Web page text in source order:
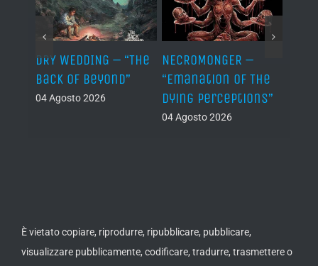
DRY WEDDING – “The
Back Of Beyond”
04 Agosto 2026
NECROMONGER –
“Emanation Of The
Dying Perceptions”
04 Agosto 2026
È vietato copiare, riprodurre, ripubblicare, pubblicare,
visualizzare pubblicamente, codificare, tradurre, trasmettere o